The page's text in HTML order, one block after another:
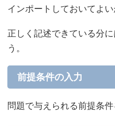
インポートしておいてよい
正しく記述できている分
う。
前提条件の入力
問題で与えられる前提条件